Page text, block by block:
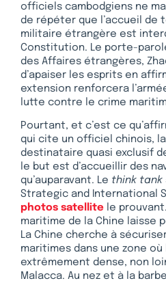
officiels cambodgiens ne
de répéter que l’accueil de
militaire étrangère est
Constitution. Le porte-
des Affaires étrangères,
d’apaiser les esprits en
extension renforcera
lutte contre le crime
Pourtant, et c’est ce
qui cite un officiel chinois,
destinataire quasi exclusif
le but est d’accueillir des
qu’auparavant. Le think tank
Strategic and International
photos satellite le
maritime de la Chine laisse
La Chine cherche à
maritimes dans une zone
extrêmement dense, non
Malacca. Au nez et à la